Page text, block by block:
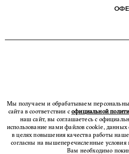
Мы получаем и обрабатываем
сайта в соответствии софициальной
наш сайт, вы соглашаетесь с
использование нами файлов cookie,
в целях повышения качества работы
согласны на вышеперечисленные условия
Вам необходимо